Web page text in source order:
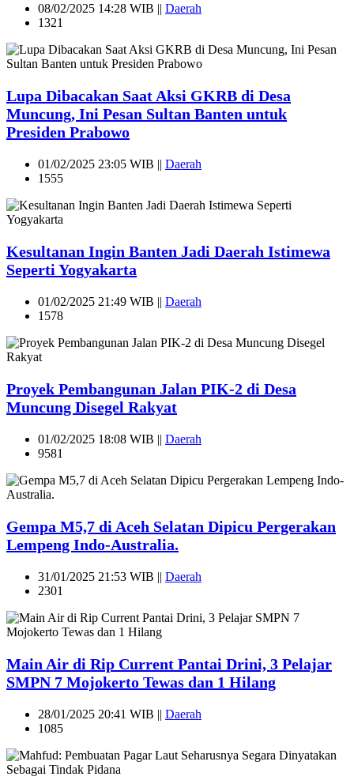
08/02/2025 14:28 WIB || Daerah
1321
Lupa Dibacakan Saat Aksi GKRB di Desa
Muncung, Ini Pesan Sultan Banten untuk
Presiden Prabowo
01/02/2025 23:05 WIB || Daerah
1555
Kesultanan Ingin Banten Jadi Daerah Istimewa
Seperti Yogyakarta
01/02/2025 21:49 WIB || Daerah
1578
Proyek Pembangunan Jalan PIK-2 di Desa
Muncung Disegel Rakyat
01/02/2025 18:08 WIB || Daerah
9581
Gempa M5,7 di Aceh Selatan Dipicu Pergerakan
Lempeng Indo-Australia.
31/01/2025 21:53 WIB || Daerah
2301
Main Air di Rip Current Pantai Drini, 3 Pelajar
SMPN 7 Mojokerto Tewas dan 1 Hilang
28/01/2025 20:41 WIB || Daerah
1085